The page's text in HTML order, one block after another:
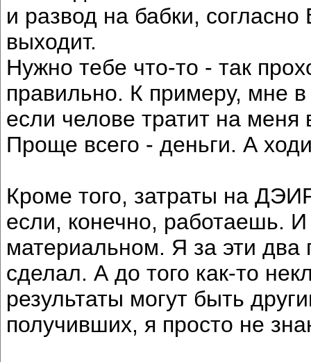
и развод на бабки,
выходит.
Нужно тебе что-то - так
правильно. К примеру, мне
если челове тратит на
Проще всего - деньги. А
Кроме того, затраты на
если, конечно, работаешь.
материальном. Я за эти два
сделал. А до того как-то
результаты могут быть
получивших, я просто не